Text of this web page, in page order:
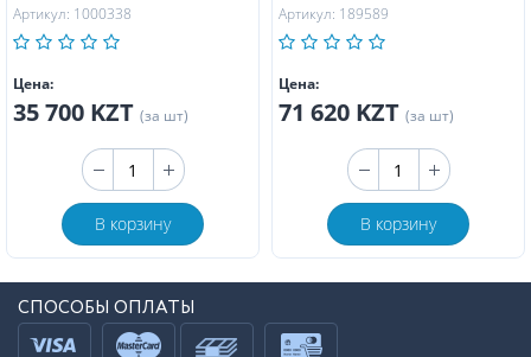
Артикул: 1000338
Цена:
35 700 KZT (за шт)
В корзину
Артикул: 189589
Цена:
71 620 KZT (за шт)
В корзину
СПОСОБЫ ОПЛАТЫ